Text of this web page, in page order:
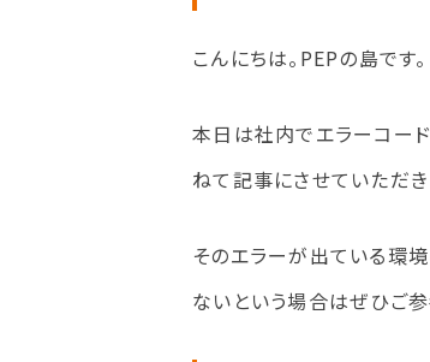
こんにちは。PEPの島です。
本日は社内でエラーコー
ねて記事にさせていただき
そのエラーが出ている環
ないという場合はぜひご参